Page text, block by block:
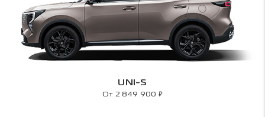
UNI-S
От 2 849 900 ₽